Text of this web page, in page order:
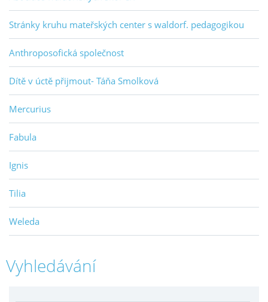
Stránky kruhu mateřských center s waldorf. pedagogikou
Anthroposofická společnost
Dítě v úctě přijmout- Táňa Smolková
Mercurius
Fabula
Ignis
Tilia
Weleda
Vyhledávání